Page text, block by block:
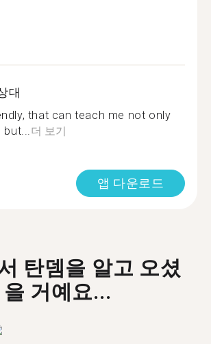
대
that can teach me not only
but...더 보기
앱 다운로드
탄뎀을 알고 오셨
을 거예요...